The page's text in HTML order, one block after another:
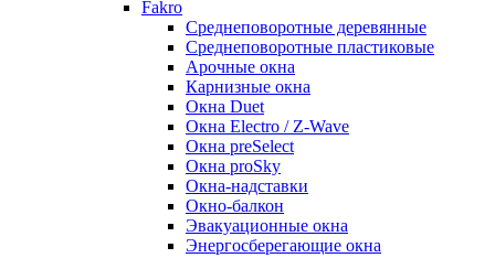
Fakro
Cреднеповоротные деревянные
Cреднеповоротные пластиковые
Арочные окна
Карнизные окна
Окна Duet
Окна Electro / Z-Wave
Окна preSelect
Окна proSky
Окна-надставки
Окно-балкон
Эвакуационные окна
Энергосберегающие окна